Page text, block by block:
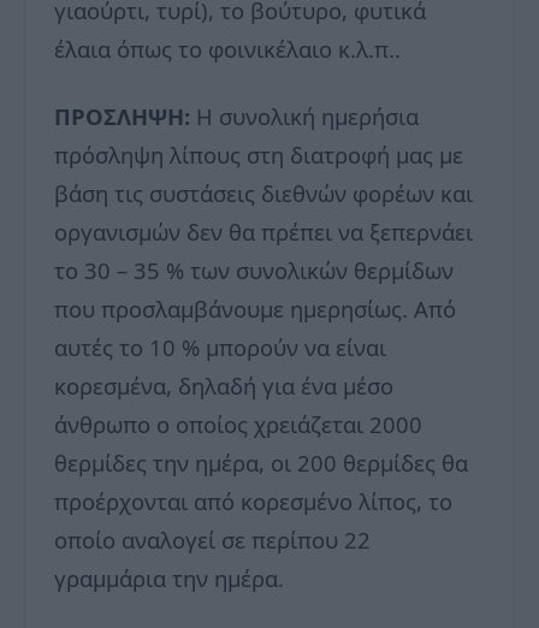
γιαούρτι, τυρί), το βούτυρο, φυτικά
έλαια όπως το φοινικέλαιο κ.λ.π..
ΠΡΟΣΛΗΨΗ: Η συνολική ημερήσια
πρόσληψη λίπους στη διατροφή μας με
βάση τις συστάσεις διεθνών φορέων και
οργανισμών δεν θα πρέπει να ξεπερνάει
το 30 – 35 % των συνολικών θερμίδων
που προσλαμβάνουμε ημερησίως. Από
αυτές το 10 % μπορούν να είναι
κορεσμένα, δηλαδή για ένα μέσο
άνθρωπο ο οποίος χρειάζεται 2000
θερμίδες την ημέρα, οι 200 θερμίδες θα
προέρχονται από κορεσμένο λίπος, το
οποίο αναλογεί σε περίπου 22
γραμμάρια την ημέρα.